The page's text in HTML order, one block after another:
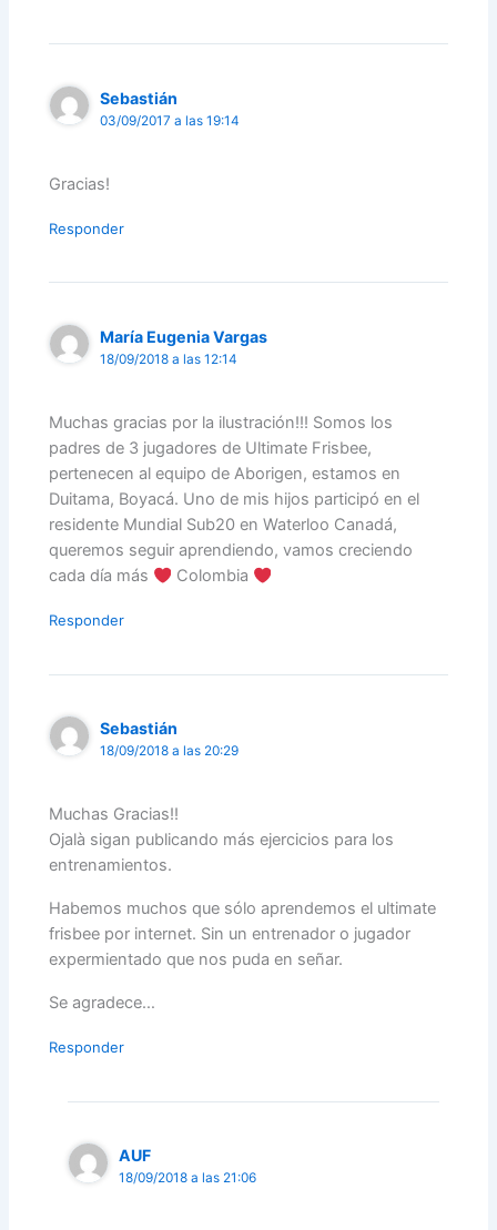
Sebastián
03/09/2017 a las 19:14
Gracias!
Responder
María Eugenia Vargas
18/09/2018 a las 12:14
Muchas gracias por la ilustración!!! Somos los
padres de 3 jugadores de Ultimate Frisbee,
pertenecen al equipo de Aborigen, estamos en
Duitama, Boyacá. Uno de mis hijos participó en el
residente Mundial Sub20 en Waterloo Canadá,
queremos seguir aprendiendo, vamos creciendo
cada día más
Colombia
Responder
Sebastián
18/09/2018 a las 20:29
Muchas Gracias!!
Ojalà sigan publicando más ejercicios para los
entrenamientos.
Habemos muchos que sólo aprendemos el ultimate
frisbee por internet. Sin un entrenador o jugador
expermientado que nos puda en señar.
Se agradece…
Responder
AUF
18/09/2018 a las 21:06